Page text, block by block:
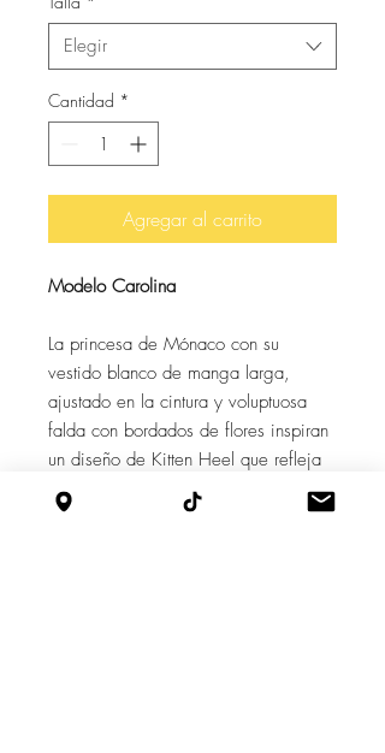
Elegir
Cantidad *
Agregar al carrito
Modelo Carolina
La princesa de Mónaco con su
vestido blanco de manga larga,
ajustado en la cintura y voluptuosa
falda con bordados de flores inspiran
un diseño de Kitten Heel que refleja
la elegancia, simpleza y comodidad
en tacón de 7cm que lleva en su